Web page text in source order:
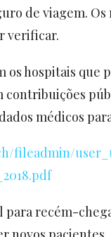
de viagem.
verificar.
os hospitais que
contribuições
médicos
fileadmin/
para recém-